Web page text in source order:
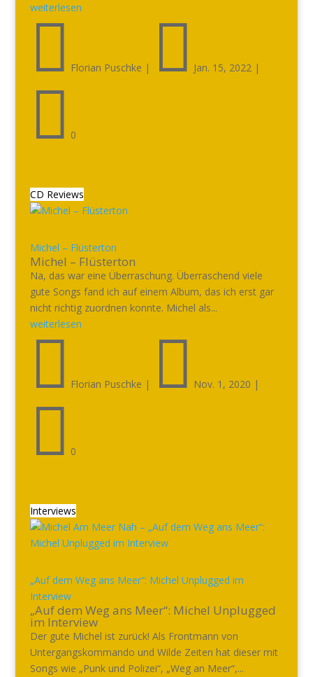
weiterlesen
 Florian Puschke |  Jan. 15, 2022|
 0
CD Reviews
Michel – Flüsterton
Michel – Flüsterton
Na, das war eine Überraschung. Überraschend viele
gute Songs fand ich auf einem Album, das ich erst gar
nicht richtig zuordnen konnte. Michel als...
weiterlesen
 Florian Puschke |  Nov. 1, 2020 |
 0
Interviews
„Auf dem Weg ans Meer“: Michel Unplugged im
Interview
„Auf dem Weg ans Meer“: Michel Unplugged
im Interview
Der gute Michel ist zurück! Als Frontmann von
Untergangskommando und Wilde Zeiten hat dieser mit
Songs wie „Punk und Polizei“, „Weg an Meer“,...